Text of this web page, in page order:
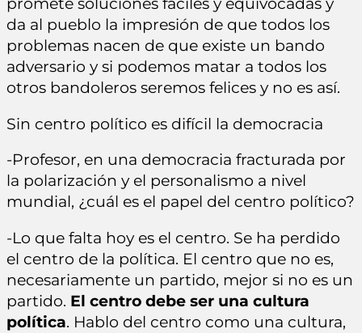
da al pueblo la impresión de que todos los
problemas nacen de que existe un bando
adversario y si podemos matar a todos los
otros bandoleros seremos felices y no es así.
Sin centro político es difícil la democracia
-Profesor, en una democracia fracturada por
la polarización y el personalismo a nivel
mundial, ¿cuál es el papel del centro político?
-Lo que falta hoy es el centro. Se ha perdido
el centro de la política. El centro que no es,
necesariamente un partido, mejor si no es un
partido. El centro debe ser una cultura
política. Hablo del centro como una cultura,